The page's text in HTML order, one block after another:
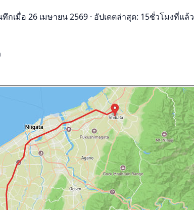
กเมื่อ 26 เมษายน 2569 · อัปเดตล่าสุด: 15ชั่วโมงที่แล้ว